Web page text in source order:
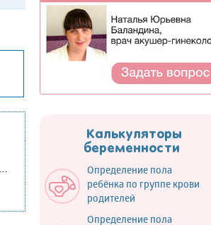
Калькуляторы
беременности
Определение пола
ребёнка по группе крови
родителей
Определение пола